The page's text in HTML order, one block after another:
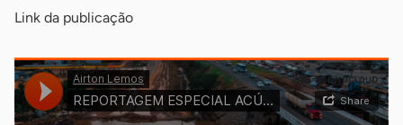
Link da publicação